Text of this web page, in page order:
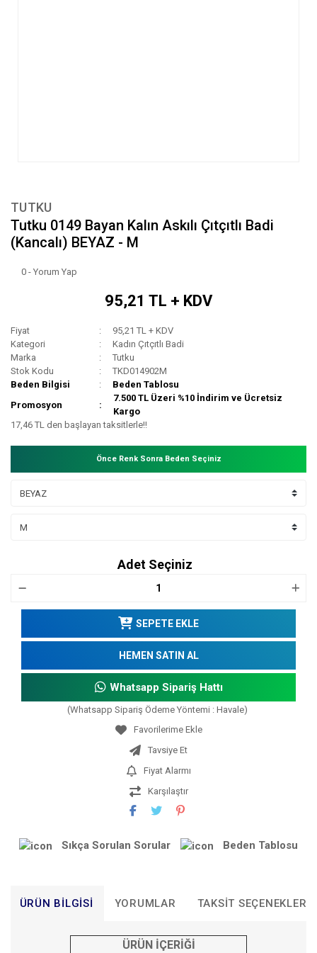
TUTKU
Tutku 0149 Bayan Kalın Askılı Çıtçıtlı Badi
(Kancalı) BEYAZ - M
0 - Yorum Yap
95,21 TL + KDV
Fiyat
95,21 TL + KDV
Kategori
Kadın Çıtçıtlı Badi
Marka
Tutku
Stok Kodu
TKD014902M
Beden Bilgisi
Beden Tablosu
Promosyon
7.500 TL Üzeri %10 İndirim ve Ücretsiz
Kargo
17,46 TL den başlayan taksitlerle!!
Önce Renk Sonra Beden Seçiniz
Adet Seçiniz
SEPETE EKLE
HEMEN SATIN AL
Whatsapp Sipariş Hattı
(Whatsapp Sipariş Ödeme Yöntemi : Havale)
Tavsiye Et
Fiyat Alarmı
Karşılaştır
Sıkça Sorulan Sorular Beden Tablosu
ÜRÜN BILGISI YORUMLAR TAKSIT SEÇENEKLERI
ÜRÜN İÇERİĞİ